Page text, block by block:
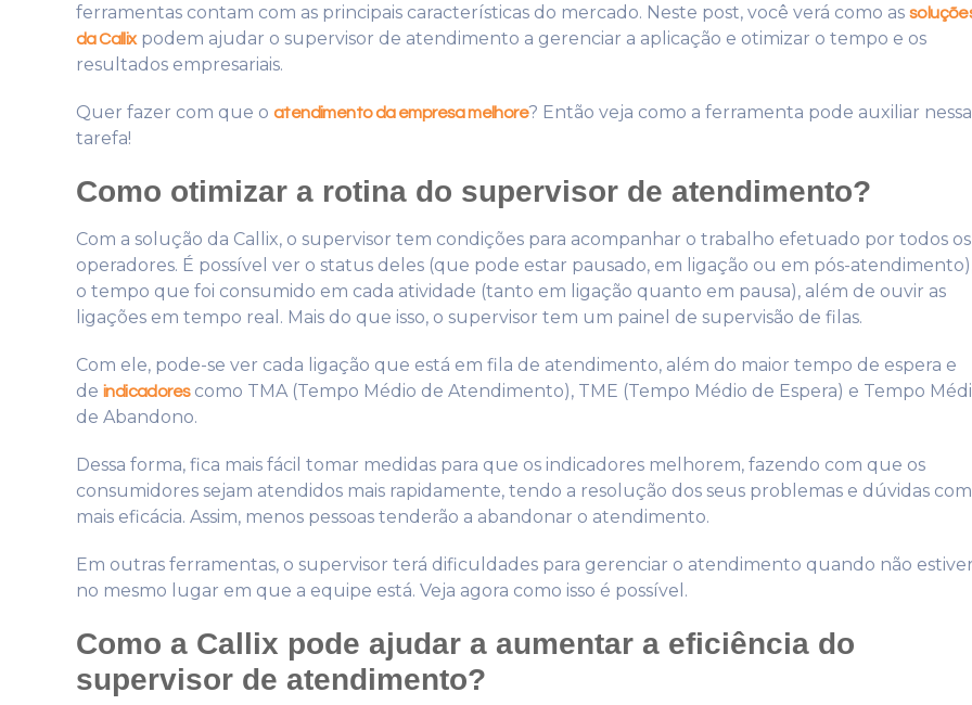
ferramentas contam com as principais características do mercado. Neste post, você verá como as
da Callixpodem ajudar o supervisor de atendimento a gerenciar a aplicação e otimizar o tempo e os
resultados empresariais.
Quer fazer com que o atendimento da empresa melhore? Então veja como a ferramenta pode auxiliar nessa
tarefa!
Como otimizar a rotina do supervisor de atendimento?
Com a solução da Callix, o supervisor tem condições para acompanhar o trabalho efetuado por todos os
operadores. É possível ver o status deles (que pode estar pausado, em ligação ou em pós-
o tempo que foi consumido em cada atividade (tanto em ligação quanto em pausa), além de ouvir as
ligações em tempo real. Mais do que isso, o supervisor tem um painel de supervisão de filas.
Com ele, pode-se ver cada ligação que está em fila de atendimento, além do maior tempo de espera e
de indicadorescomo TMA (Tempo Médio de Atendimento), TME (Tempo Médio de Espera) e Tempo
de Abandono.
Dessa forma, fica mais fácil tomar medidas para que os indicadores melhorem, fazendo com que os
consumidores sejam atendidos mais rapidamente, tendo a resolução dos seus problemas e dúvidas com
mais eficácia. Assim, menos pessoas tenderão a abandonar o atendimento.
Em outras ferramentas, o supervisor terá dificuldades para gerenciar o atendimento quando não estiver
no mesmo lugar em que a equipe está. Veja agora como isso é possível.
Como a Callix pode ajudar a aumentar a eficiência do
supervisor de atendimento?